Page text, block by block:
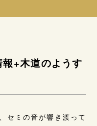
+木道のようす
セミの音が響き渡って